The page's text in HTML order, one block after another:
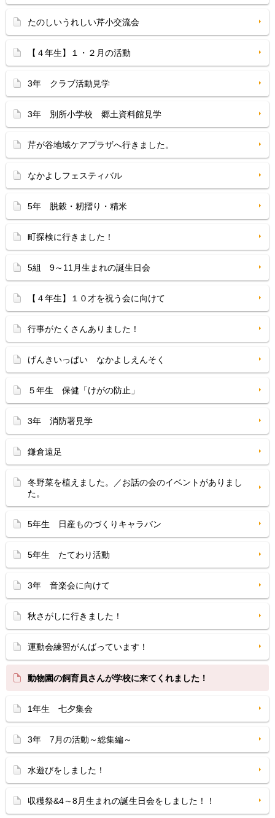
たのしいうれしい芹小交流会
【４年生】１・２月の活動
3年 クラブ活動見学
3年 別所小学校 郷土資料館見学
芹が谷地域ケアプラザへ行きました。
なかよしフェスティバル
5年 脱穀・籾摺り・精米
町探検に行きました！
5組 9～11月生まれの誕生日会
【４年生】１０才を祝う会に向けて
行事がたくさんありました！
げんきいっぱい なかよしえんそく
５年生 保健「けがの防止」
3年 消防署見学
鎌倉遠足
冬野菜を植えました。／お話の会のイベントがありまし
た。
5年生 日産ものづくりキャラバン
5年生 たてわり活動
3年 音楽会に向けて
秋さがしに行きました！
運動会練習がんばっています！
動物園の飼育員さんが学校に来てくれました！
1年生 七夕集会
3年 7月の活動～総集編～
水遊びをしました！
収穫祭&4～8月生まれの誕生日会をしました！！